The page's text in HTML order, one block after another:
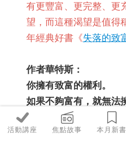
活動講座 焦點故事 本月新書
有更豐富、更完整、更
望，而這種渴望是值得
年經典好書《失落的致
作者華特斯：
你擁有致富的權利。
如果不夠富有，就無法
功的人生
「致富」這門學問就是